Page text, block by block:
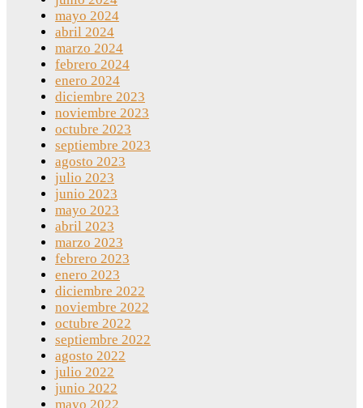
mayo 2024
abril 2024
marzo 2024
febrero 2024
enero 2024
diciembre 2023
noviembre 2023
octubre 2023
septiembre 2023
agosto 2023
julio 2023
junio 2023
mayo 2023
abril 2023
marzo 2023
febrero 2023
enero 2023
diciembre 2022
noviembre 2022
octubre 2022
septiembre 2022
agosto 2022
julio 2022
junio 2022
mayo 2022